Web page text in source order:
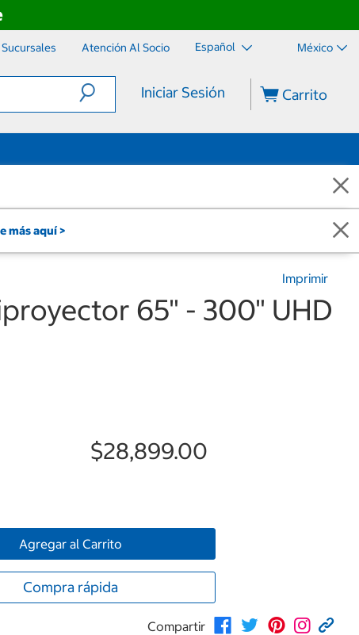
Sucursales Atención Al Socio Español México
Iniciar Sesión Carrito
más aquí >
Imprimir
65" - 300" UHD
$28,899.00
Agregar al Carrito
Compra rápida
Compartir